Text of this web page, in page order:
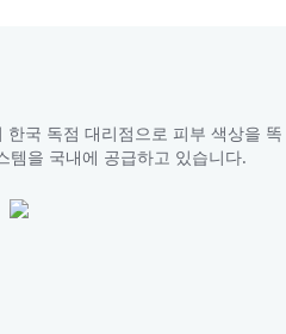
국 독점 대리점으로 피부 색상을 똑
템을 국내에 공급하고 있습니다.